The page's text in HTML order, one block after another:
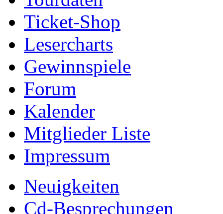
Ticket-Shop
Lesercharts
Gewinnspiele
Forum
Kalender
Mitglieder Liste
Impressum
Neuigkeiten
Cd-Besprechungen